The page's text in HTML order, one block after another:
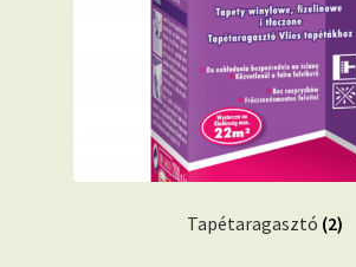
Tapétaragasztó (2)